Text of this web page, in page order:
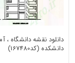
دانلود نقشه
دانشکده (کد167480)